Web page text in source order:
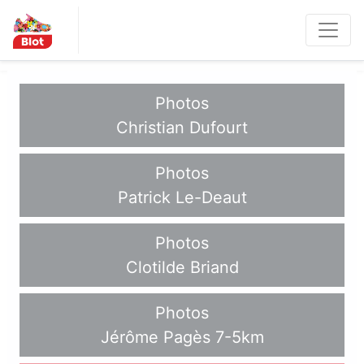
Photos
Christian Dufourt
Photos
Patrick Le-Deaut
Photos
Clotilde Briand
Photos
Jérôme Pagès 7-5km
Panneau de gestion des cookies